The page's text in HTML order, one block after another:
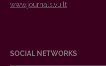
www.journals.vu.lt
SOCIAL NETWORKS